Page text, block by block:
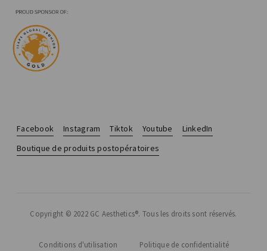
Facebook Instagram Tiktok Youtube
LinkedIn
Boutique de produits postopératoires
Copyright © 2022 GC Aesthetics®. Tous les droits sont réservés.
Conditions d'utilisation Politique de confidentialité